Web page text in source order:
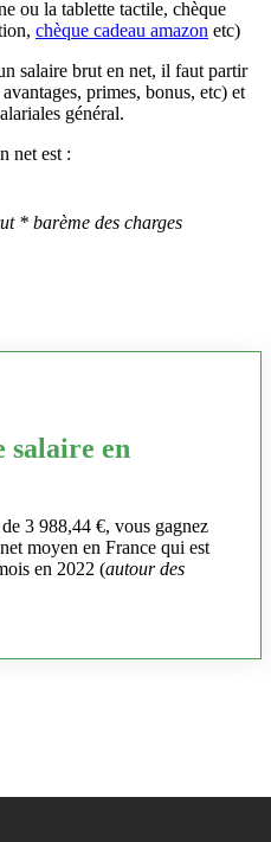
ou la tablette tactile, chèque
chèque cadeau amazon etc)
salaire brut en net, il faut partir
primes, bonus, etc) et
général.
net est :
* barème des charges
salaire en
3 988,44 €, vous gagnez
moyen en France qui est
en 2022 (autour des